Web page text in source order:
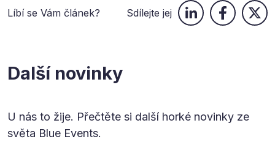
Líbí se Vám článek? Sdílejte jej
Další novinky
U nás to žije. Přečtěte si další horké novinky ze
světa Blue Events.